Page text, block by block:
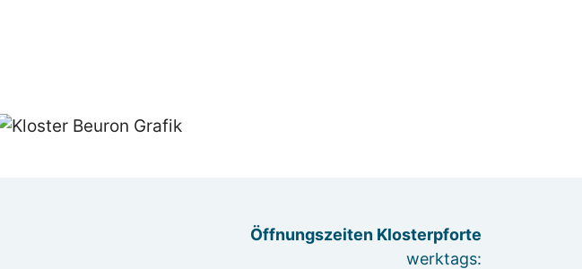
Öffnungszeiten Klosterpforte
werktags: